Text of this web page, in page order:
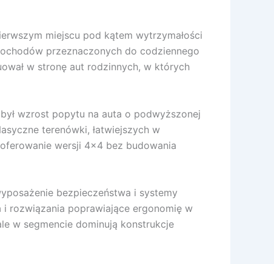
miejscu pod kątem wytrzymałości
przeznaczonych do codziennego
w stronę aut rodzinnych, w których
wzrost popytu na auta o podwyższonej
terenówki, łatwiejszych w
wersji 4×4 bez budowania
bezpieczeństwa i systemy
rozwiązania poprawiające ergonomię w
w segmencie dominują konstrukcje